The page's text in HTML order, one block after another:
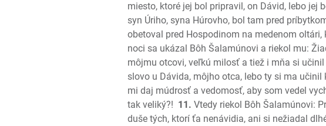
miesto, ktoré jej bol pripravil, on Dávid, lebo jej
syn Úriho, syna Húrovho, bol tam pred
obetoval pred Hospodinom na medenom
noci sa ukázal Bôh Šalamúnovi a riekol mu:
môjmu otcovi, veľkú milosť a tiež i mňa si
slovo u Dávida, môjho otca, lebo ty si ma
mi daj múdrosť a vedomosť, aby som vedel
tak veliký?! 11. Vtedy riekol Bôh Šalamúnovi:
duše tých, ktorí ťa nenávidia, ani si nežiadal